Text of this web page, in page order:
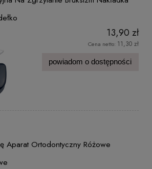
13,90 zł
Cena netto: 11,30 zł
powiadom o dostępności
Aparat Ortodontyczny Różowe